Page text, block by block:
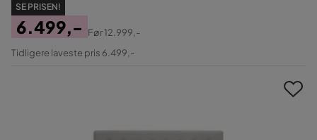
SE PRISEN!
Pris
6.499,-
Original
Før12.999,-
Tidligere laveste pris 6.499,-